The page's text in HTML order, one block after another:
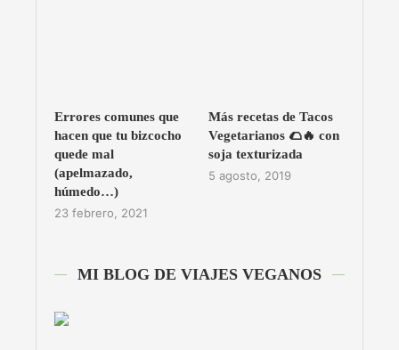
Errores comunes que
hacen que tu bizcocho
quede mal
(apelmazado,
húmedo…)
23 febrero, 2021
Más recetas de Tacos
Vegetarianos 🌮🔥 con
soja texturizada
5 agosto, 2019
MI BLOG DE VIAJES VEGANOS